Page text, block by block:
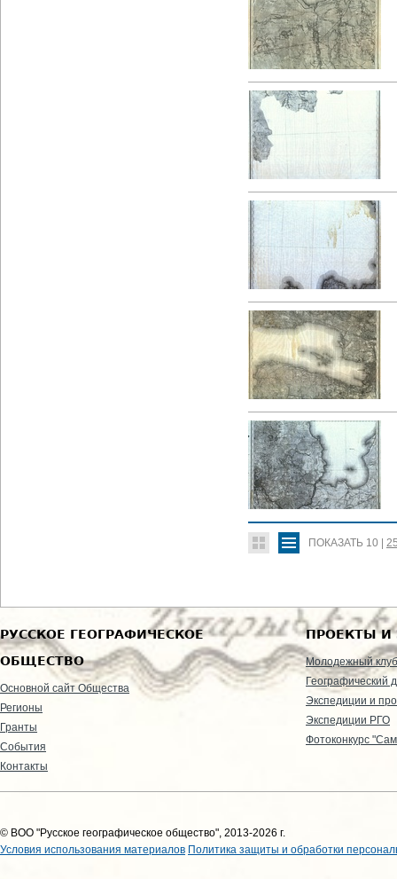
ПОКАЗАТЬ 10 |
РУССКОЕ ГЕОГРАФИЧЕСКОЕ
ОБЩЕСТВО
Основной сайт Общества
Регионы
Гранты
События
Контакты
ПРОЕКТЫ И
Молодежный клуб
Географический
Экспедиции и
Экспедиции РГО
Фотоконкурс
© ВОО "Русское географическое общество", 2013-2026 г.
Условия использования материалов Политика защиты и обработки